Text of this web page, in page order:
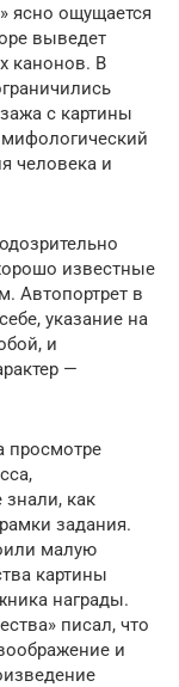
ясно ощущается
выведет
канонов. В
с картины
человека и
известные
Автопортрет в
указание на
и
—
просмотре
как
задания.
малую
картины
награды.
писал, что
и